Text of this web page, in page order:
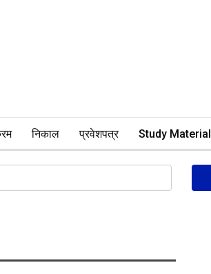
निकाल प्रवेशपत्र Study Material